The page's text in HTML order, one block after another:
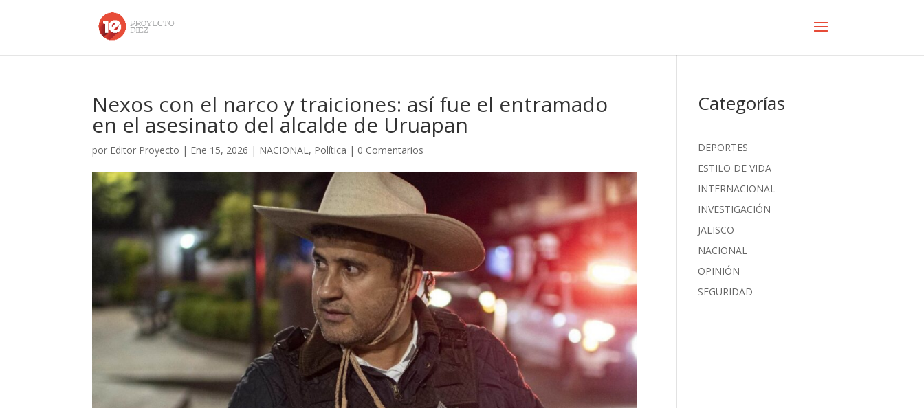
Nexos con el narco y traiciones: así fue el entramado
en el asesinato del alcalde de Uruapan
por Editor Proyecto | Ene 15, 2026 | NACIONAL, Política | 0 Comentarios
Categorías
DEPORTES
ESTILO DE VIDA
INTERNACIONAL
INVESTIGACIÓN
JALISCO
NACIONAL
OPINIÓN
SEGURIDAD